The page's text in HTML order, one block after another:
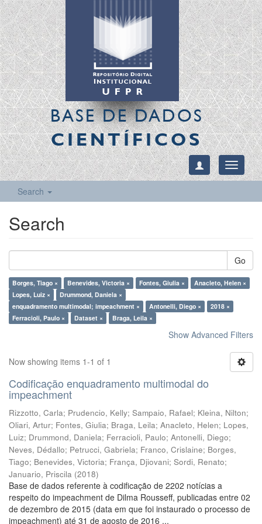
BASE DE DADOS
CIENTÍFICOS
Toggle
Search
Search
Go
Borges, Tiago × Benevides, Victoria × Fontes, Giulia ×
Anacleto, Helen ×
Lopes, Luiz ×
Drummond, Daniela ×
enquadramento multimodal; impeachment ×
Antonelli, Diego ×
2018 ×
Ferracioli, Paulo ×
Dataset × Braga, Leila ×
Show Advanced Filters
Now showing items 1-1 of 1
Codificação enquadramento multimodal do
impeachment
Rizzotto, Carla; Prudencio, Kelly; Sampaio, Rafael; Kleina, Nilton;
Oliari, Artur; Fontes, Giulia; Braga, Leila; Anacleto, Helen; Lopes,
Luiz; Drummond, Daniela; Ferracioli, Paulo; Antonelli, Diego;
Neves, Dédallo; Petrucci, Gabriela; Franco, Crislaine; Borges,
Tiago; Benevides, Victoria; França, Djiovani; Sordi, Renato;
Januario, Priscila (2018)
Base de dados referente à codificação de 2202 notícias a
respeito do impeachment de Dilma Rousseff, publicadas entre 02
de dezembro de 2015 (data em que foi instaurado o processo de
impeachment) até 31 de agosto de 2016 ...